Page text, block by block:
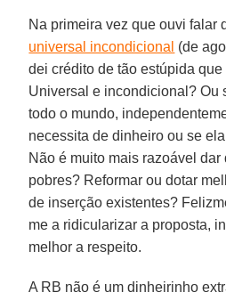
Na primeira vez que ouvi falar
universal incondicional (de
dei crédito de tão estúpida
Universal e incondicional? Ou
todo o mundo,
necessita de dinheiro ou se
Não é muito mais razoável
pobres? Reformar ou dotar
de inserção existentes?
me a ridicularizar a proposta,
melhor a respeito.
A RB não é um dinheirinho